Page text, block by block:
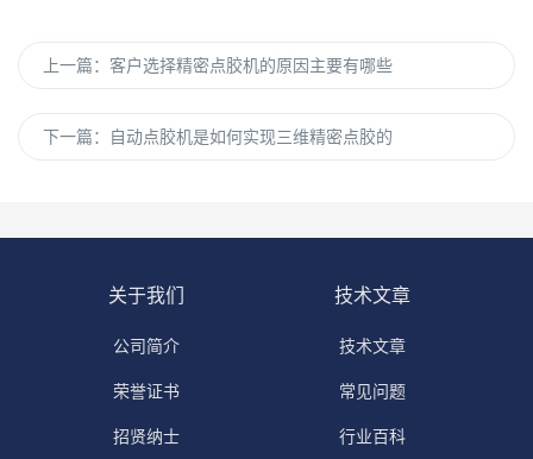
上一篇： 客户选择精密点胶机的原因主要有哪些
下一篇： 自动点胶机是如何实现三维精密点胶的
关于我们
公司简介
荣誉证书
招贤纳士
技术文章
技术文章
常见问题
行业百科